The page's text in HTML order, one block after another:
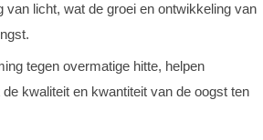
licht, wat de groei en ontwikkeling van
tegen overmatige hitte, helpen
kwaliteit en kwantiteit van de oogst ten